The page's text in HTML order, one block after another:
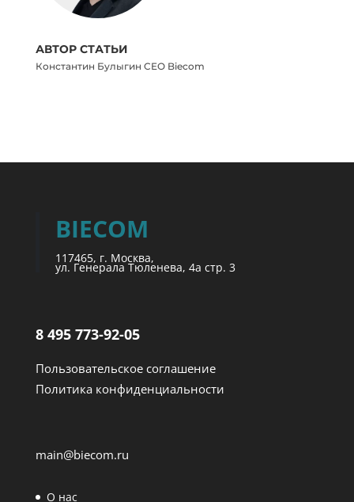
АВТОР СТАТЬИ
Константин Булыгин CEO Biecom
BIECOM
117465, г. Москва,
ул. Генерала Тюленева, 4а стр. 3
8 495 773-92-05
Пользовательское соглашение
Политика конфиденциальности
main@biecom.ru
О нас